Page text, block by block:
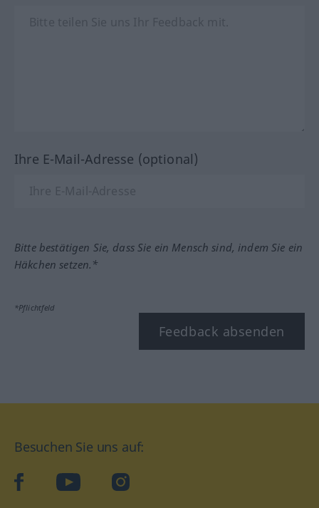
Ihre E-Mail-Adresse (optional)
Bitte bestätigen Sie, dass Sie ein Mensch sind, indem Sie ein
Häkchen setzen.*
*Pflichtfeld
Feedback absenden
Besuchen Sie uns auf:
facebookYouTube Instagram